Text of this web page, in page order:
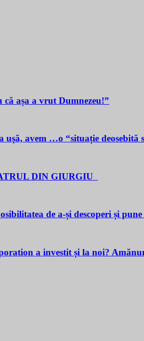
așa a vrut Dumnezeu!”
avem …o “situație deosebită
DIN GIURGIU
de a-și descoperi și
a investit și la noi?